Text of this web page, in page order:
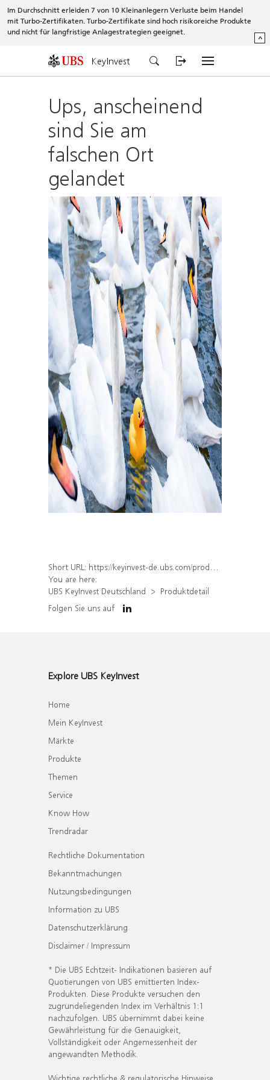
Im Durchschnitt erleiden 7 von 10 Kleinanlegern Verluste beim Handel
mit Turbo-Zertifikaten. Turbo-Zertifikate sind hoch risikoreiche Produkte
und nicht für langfristige Anlagestrategien geeignet.
^
KeyInvest
Ups, anscheinend
sind Sie am
falschen Ort
gelandet
Short URL: https://keyinvest-de.ubs.com/produkt/detail/index/isin/DE000WA55ML5
You are here:
UBS KeyInvest Deutschland
Produktdetail
Folgen Sie uns auf
Explore UBS KeyInvest
Home
Mein KeyInvest
Märkte
Produkte
Themen
Service
Know How
Trendradar
Rechtliche Dokumentation
Bekanntmachungen
Nutzungsbedingungen
Information zu UBS
Datenschutzerklärung
Disclaimer / Impressum
* Die UBS Echtzeit- Indikationen basieren auf
Quotierungen von UBS emittierten Index-
Produkten. Diese Produkte versuchen den
zugrundeliegenden Index im Verhältnis 1:1
nachzufolgen. UBS übernimmt dabei keine
Gewährleistung für die Genauigkeit,
Vollständigkeit oder Angemessenheit der
angewandten Methodik.